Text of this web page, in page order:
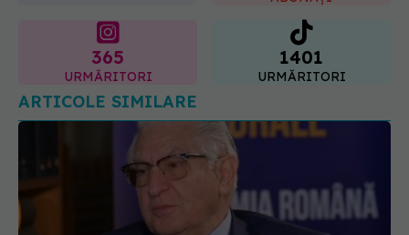
365
URMĂRITORI
1401
URMĂRITORI
ARTICOLE SIMILARE